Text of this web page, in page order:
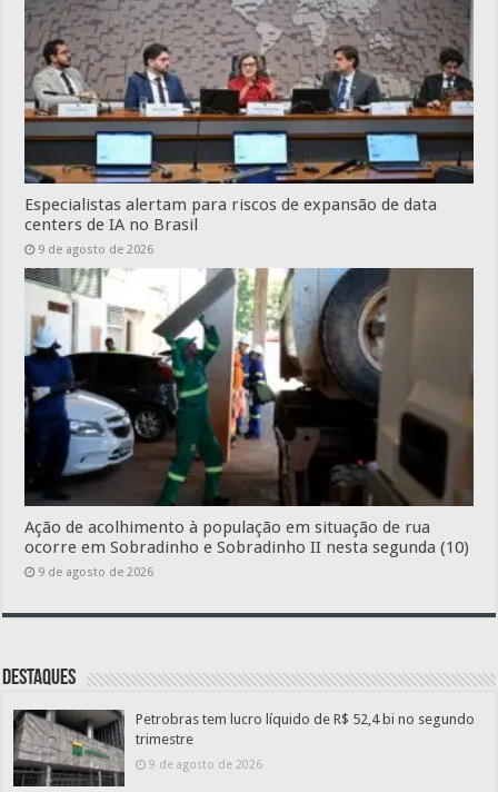
Especialistas alertam para riscos de expansão de data
centers de IA no Brasil
9 de agosto de 2026
Ação de acolhimento à população em situação de rua
ocorre em Sobradinho e Sobradinho II nesta segunda (10)
9 de agosto de 2026
Destaques
Petrobras tem lucro líquido de R$ 52,4 bi no segundo
trimestre
9 de agosto de 2026